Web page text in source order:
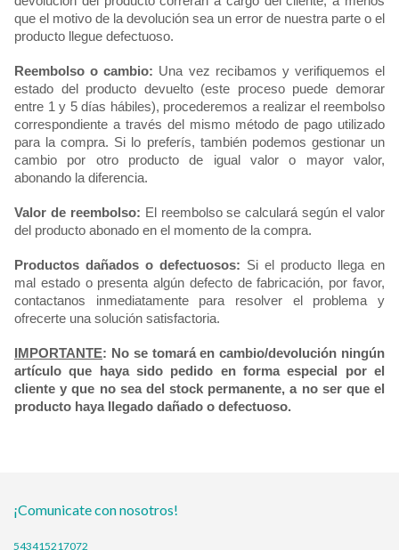
que el motivo de la devolución sea un error de nuestra parte o el
producto llegue defectuoso.
Reembolso o cambio: Una vez recibamos y verifiquemos el
estado del producto devuelto (este proceso puede demorar
entre 1 y 5 días hábiles), procederemos a realizar el reembolso
correspondiente a través del mismo método de pago utilizado
para la compra. Si lo preferís, también podemos gestionar un
cambio por otro producto de igual valor o mayor valor,
abonando la diferencia.
Valor de reembolso: El reembolso se calculará según el valor
del producto abonado en el momento de la compra.
Productos dañados o defectuosos: Si el producto llega en
mal estado o presenta algún defecto de fabricación, por favor,
contactanos inmediatamente para resolver el problema y
ofrecerte una solución satisfactoria.
IMPORTANTE: No se tomará en cambio/devolución ningún
artículo que haya sido pedido en forma especial por el
cliente y que no sea del stock permanente, a no ser que el
producto haya llegado dañado o defectuoso.
¡Comunicate con nosotros!
543415217072